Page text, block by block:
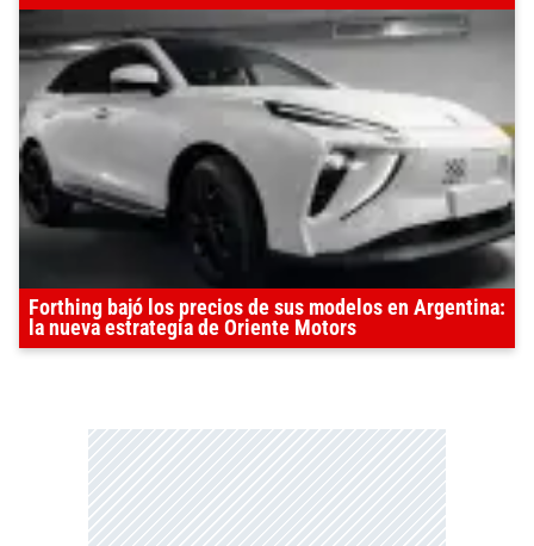
Forthing bajó los precios de sus modelos en Argentina:
la nueva estrategia de Oriente Motors